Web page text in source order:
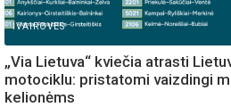
IVAIROVES
„Via Lietuva“ kviečia atrasti
motociklu: pristatomi vaizdingi
kelionėms